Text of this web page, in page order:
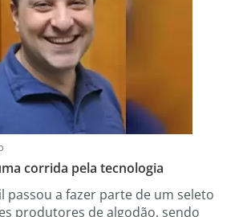
corrida pela tecnologia
passou a fazer parte de um seleto
produtores de algodão, sendo